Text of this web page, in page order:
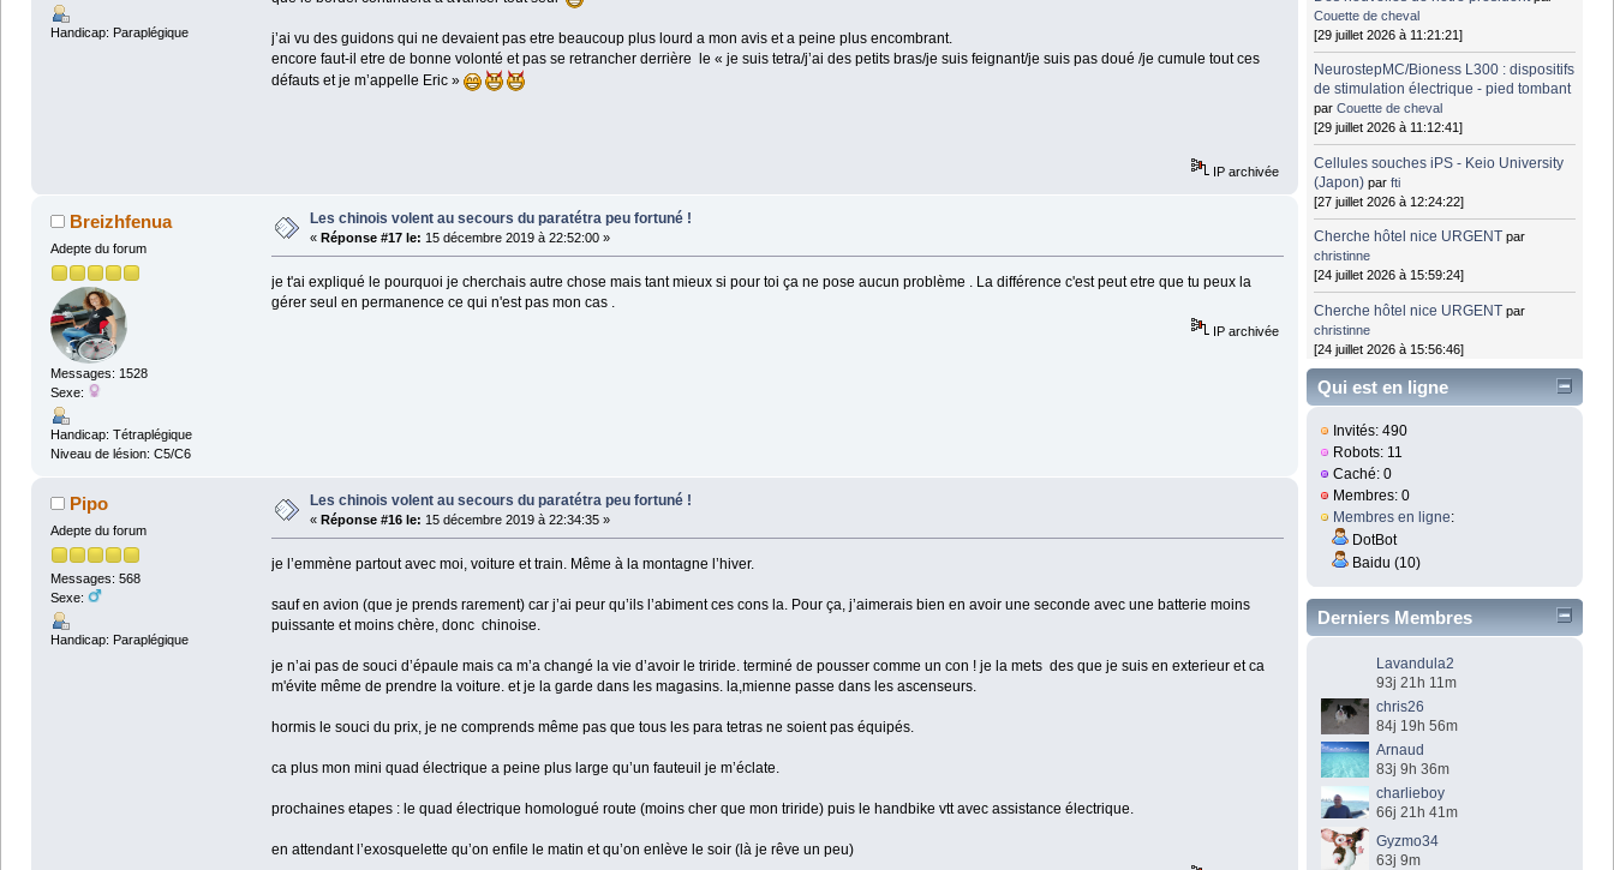
Handicap: Paraplégique
j’ai vu des guidons qui ne devaient pas etre beaucoup plus lourd a mon avis et a peine plus encombrant.
encore faut-il etre de bonne volonté et pas se retrancher derrière le « je suis tetra/j’ai des petits bras/je suis feignant/je suis pas doué /je cumule tout ces
défauts et je m’appelle Eric »
IP archivée
Breizhfenua
Adepte du forum
Messages: 1528
Sexe:
Handicap: Tétraplégique
Niveau de lésion: C5/C6
Les chinois volent au secours du paratétra peu fortuné !
« Réponse #17 le: 15 décembre 2019 à 22:52:00 »
je t'ai expliqué le pourquoi je cherchais autre chose mais tant mieux si pour toi ça ne pose aucun problème . La différence c'est peut etre que tu peux la
gérer seul en permanence ce qui n'est pas mon cas .
IP archivée
Pipo
Adepte du forum
Messages: 568
Sexe:
Handicap: Paraplégique
Les chinois volent au secours du paratétra peu fortuné !
« Réponse #16 le: 15 décembre 2019 à 22:34:35 »
je l’emmène partout avec moi, voiture et train. Même à la montagne l’hiver.
sauf en avion (que je prends rarement) car j’ai peur qu’ils l’abiment ces cons la. Pour ça, j’aimerais bien en avoir une seconde avec une batterie moins
puissante et moins chère, donc chinoise.
je n’ai pas de souci d’épaule mais ca m’a changé la vie d’avoir le triride. terminé de pousser comme un con ! je la mets des que je suis en exterieur et ca
m'évite même de prendre la voiture. et je la garde dans les magasins. la,mienne passe dans les ascenseurs.
hormis le souci du prix, je ne comprends même pas que tous les para tetras ne soient pas équipés.
ca plus mon mini quad électrique a peine plus large qu’un fauteuil je m’éclate.
prochaines etapes : le quad électrique homologué route (moins cher que mon triride) puis le handbike vtt avec assistance électrique.
en attendant l’exosquelette qu’on enfile le matin et qu’on enlève le soir (là je rêve un peu)
Couette de cheval
[29 juillet 2026 à 11:21:21]
NeurostepMC/Bioness L300 : dispositifs
de stimulation électrique - pied tombant
parCouette de cheval
[29 juillet 2026 à 11:12:41]
Cellules souches iPS - Keio University
(Japon) parfti
[27 juillet 2026 à 12:24:22]
Cherche hôtel nice URGENT par
christinne
[24 juillet 2026 à 15:59:24]
Cherche hôtel nice URGENT par
christinne
[24 juillet 2026 à 15:56:46]
Qui est en ligne
Invités: 490
Robots: 11
Caché: 0
Membres: 0
Membres en ligne:
DotBot
Baidu (10)
Derniers Membres
Lavandula2
93j 21h 11m
chris26
84j 19h 56m
Arnaud
83j 9h 36m
charlieboy
66j 21h 41m
Gyzmo34
63j 9m